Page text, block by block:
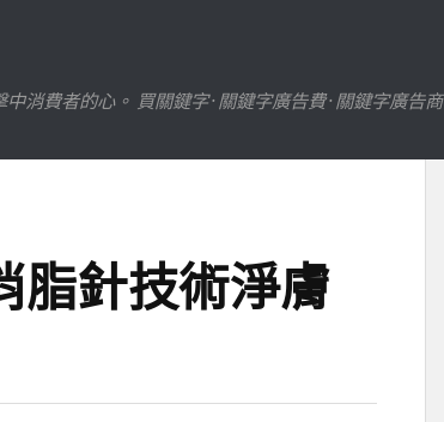
費者的心。 買關鍵字 · 關鍵字廣告費 · 關鍵字廣告商
脂針技術淨膚